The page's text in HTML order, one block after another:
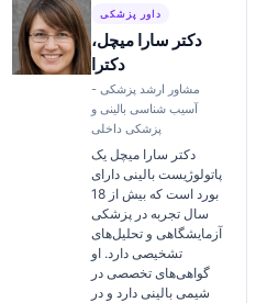
داور پزشکی
دکتر سارا میچل،
دکترا
مشاور ارشد پزشکی -
آسیب شناسی بالینی و
پزشکی داخلی
دکتر سارا میچل یک
پاتولوژیست بالینی دارای
بورد است که بیش از 18
سال تجربه در پزشکی
آزمایشگاهی و تحلیل‌های
تشخیصی دارد. او
گواهی‌های تخصصی در
شیمی بالینی دارد و در